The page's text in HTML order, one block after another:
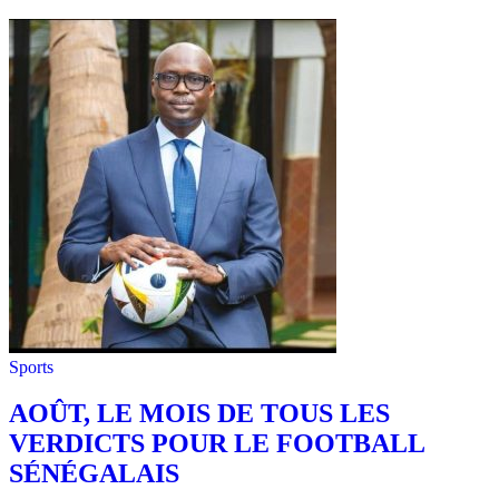
Sports
AOÛT, LE MOIS DE TOUS LES
VERDICTS POUR LE FOOTBALL
SÉNÉGALAIS